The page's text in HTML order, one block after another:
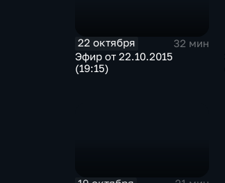
22 октября
32 мин
Эфир от 22.10.2015
(19:15)